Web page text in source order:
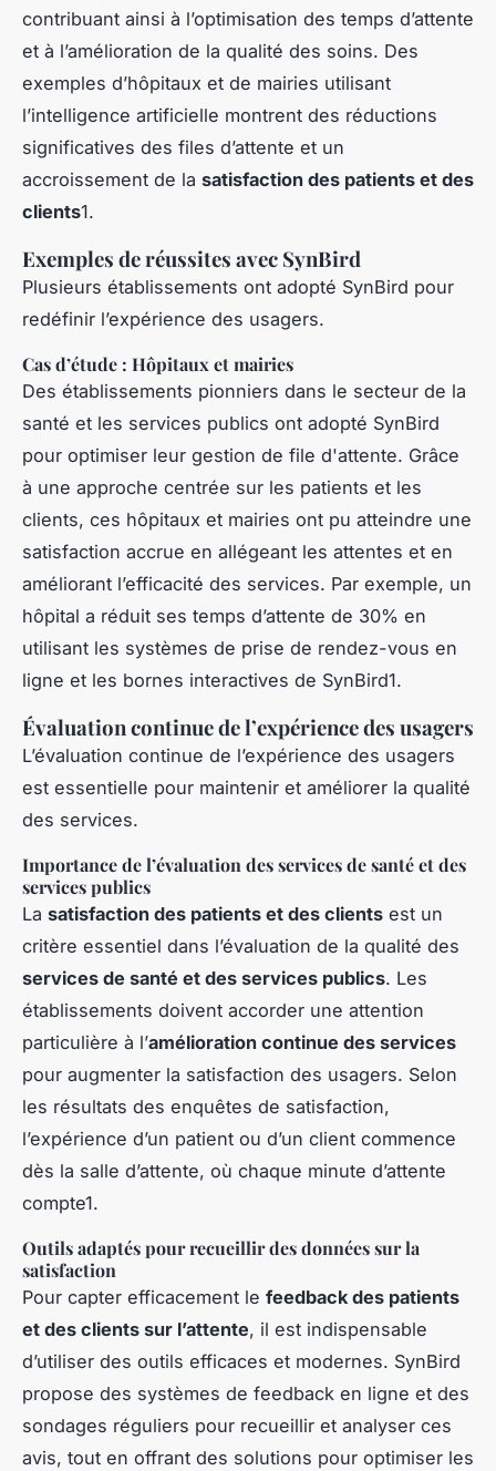
contribuant ainsi à l’optimisation des temps d’attente
et à l’amélioration de la qualité des soins. Des
exemples d’hôpitaux et de mairies utilisant
l’intelligence artificielle montrent des réductions
significatives des files d’attente et un
accroissement de la satisfaction des patients et des
clients1.
Exemples de réussites avec SynBird
Plusieurs établissements ont adopté SynBird pour
redéfinir l’expérience des usagers.
Cas d’étude : Hôpitaux et mairies
Des établissements pionniers dans le secteur de la
santé et les services publics ont adopté SynBird
pour optimiser leur gestion de file d'attente. Grâce
à une approche centrée sur les patients et les
clients, ces hôpitaux et mairies ont pu atteindre une
satisfaction accrue en allégeant les attentes et en
améliorant l’efficacité des services. Par exemple, un
hôpital a réduit ses temps d’attente de 30% en
utilisant les systèmes de prise de rendez-vous en
ligne et les bornes interactives de SynBird1.
Évaluation continue de l’expérience des usagers
L’évaluation continue de l’expérience des usagers
est essentielle pour maintenir et améliorer la qualité
des services.
Importance de l’évaluation des services de santé et des
services publics
La satisfaction des patients et des clients est un
critère essentiel dans l’évaluation de la qualité des
services de santé et des services publics. Les
établissements doivent accorder une attention
particulière à l’amélioration continue des services
pour augmenter la satisfaction des usagers. Selon
les résultats des enquêtes de satisfaction,
l’expérience d’un patient ou d’un client commence
dès la salle d’attente, où chaque minute d’attente
compte1.
Outils adaptés pour recueillir des données sur la
satisfaction
Pour capter efficacement le feedback des patients
et des clients sur l’attente, il est indispensable
d’utiliser des outils efficaces et modernes. SynBird
propose des systèmes de feedback en ligne et des
sondages réguliers pour recueillir et analyser ces
avis, tout en offrant des solutions pour optimiser les